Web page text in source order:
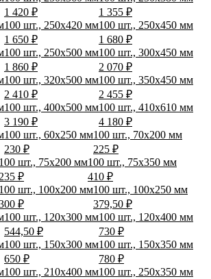
1 420 ₽
1 355 ₽
100 шт., 250x420 мм
1 650 ₽
100 шт., 250x450 мм
1 680 ₽
100 шт., 250x500 мм
1 860 ₽
100 шт., 300x450 мм
2 070 ₽
100 шт., 320x500 мм
2 410 ₽
100 шт., 350x450 мм
2 455 ₽
100 шт., 400x500 мм
3 190 ₽
100 шт., 410x610 мм
4 180 ₽
100 шт., 60x250 мм
230 ₽
100 шт., 70x200 мм
225 ₽
100 шт., 75x200 мм
235 ₽
100 шт., 75x350 мм
410 ₽
100 шт., 100x200 мм
₽
100 шт., 100x250 мм
379,50 ₽
100 шт., 120x300 мм
544,50 ₽
100 шт., 120x400 мм
730 ₽
100 шт., 150x300 мм
650 ₽
100 шт., 150x350 мм
780 ₽
100 шт., 210x400 мм100 шт., 250x350 мм